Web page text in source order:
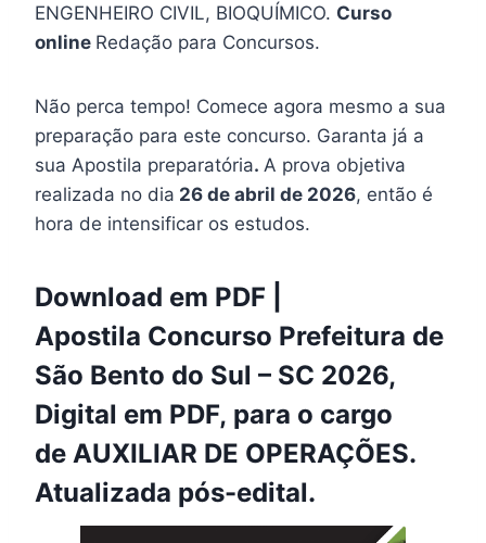
ENGENHEIRO CIVIL, BIOQUÍMICO. Curso
online Redação para Concursos.
Não perca tempo! Comece agora mesmo a sua
preparação para este concurso. Garanta já a
sua Apostila preparatória. A prova objetiva
realizada no dia 26 de abril de 2026, então é
hora de intensificar os estudos.
Download em PDF |
Apostila Concurso Prefeitura de
São Bento do Sul – SC 2026,
Digital em PDF, para o cargo
de AUXILIAR DE OPERAÇÕES.
Atualizada pós-edital.